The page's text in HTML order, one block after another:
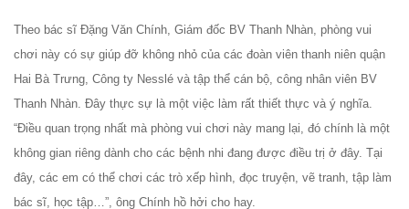
Theo bác sĩ Đặng Văn Chính, Giám đốc BV Thanh Nhàn, phòng vui
chơi này có sự giúp đỡ không nhỏ của các đoàn viên thanh niên quận
Hai Bà Trưng, Công ty Nesslé và tập thể cán bộ, công nhân viên BV
Thanh Nhàn. Đây thực sự là một việc làm rất thiết thực và ý nghĩa.
“Điều quan trọng nhất mà phòng vui chơi này mang lại, đó chính là một
không gian riêng dành cho các bệnh nhi đang được điều trị ở đây. Tại
đây, các em có thể chơi các trò xếp hình, đọc truyện, vẽ tranh, tập làm
bác sĩ, học tập…”, ông Chính hồ hởi cho hay.